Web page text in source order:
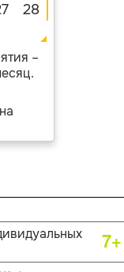
28
–
7+